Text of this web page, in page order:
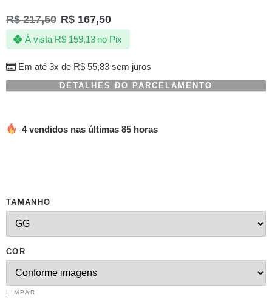
5.00de 5,
com
baseado
em
de
clientes
R$217,50 R$ 167,50
Em até 3x de R$55,83sem juros
À vista R$159,13 no Pix
DETALHES DO PARCELAMENTO
4 vendidos nas últimas 85 horas
TAMANHO
COR
LIMPAR